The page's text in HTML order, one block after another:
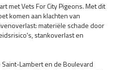
met Vets For City Pigeons. Met dit
komen aan klachten van
materiële schade door
stankoverlast en
Lambert en de Boulevard